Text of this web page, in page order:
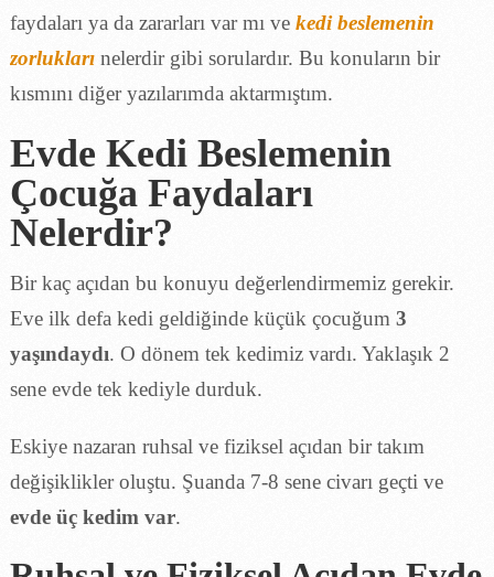
faydaları ya da zararları var mı ve kedi beslemenin
zorluklarınelerdir gibi sorulardır. Bu konuların bir
kısmını diğer yazılarımda aktarmıştım.
Evde Kedi Beslemenin
Çocuğa Faydaları
Nelerdir?
Bir kaç açıdan bu konuyu değerlendirmemiz gerekir.
Eve ilk defa kedi geldiğinde küçük çocuğum 3
yaşındaydı. O dönem tek kedimiz vardı. Yaklaşık 2
sene evde tek kediyle durduk.
Eskiye nazaran ruhsal ve fiziksel açıdan bir takım
değişiklikler oluştu. Şuanda 7-8 sene civarı geçti ve
evde üç kedim var.